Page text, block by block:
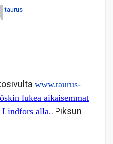
taurus
www.taurus-
lukea aikaisemmat
Lindfors alla.. Piksun